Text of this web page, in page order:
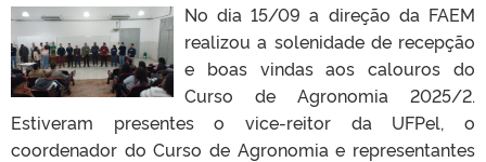
No dia 15/09 a direção da FAEM
realizou a solenidade de recepção
e boas vindas aos calouros do
Curso de Agronomia 2025/2.
Estiveram presentes o vice-reitor da UFPel, o
coordenador do Curso de Agronomia e representantes